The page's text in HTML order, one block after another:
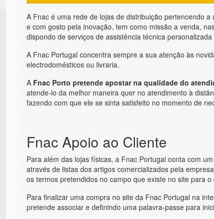
A Fnac é uma rede de lojas de distribuição pertencendo
e com gosto pela inovação, tem como missão a venda,
dispondo de serviços de assistência técnica
A Fnac Portugal concentra sempre a sua atenção às
electrodomésticos ou livraria.
A Fnac Porto pretende apostar na qualidade do
atende-lo da melhor maneira quer no atendimento à
fazendo com que ele se sinta satisfeito no momento de
Fnac Apoio ao Cliente
Para além das lojas físicas, a Fnac Portugal conta com
através de listas dos artigos comercializados pela
os termos pretendidos no campo que existe no site para o
Para finalizar uma compra no site da Fnac Portugal na
pretende associar e definindo uma palavra-passe para